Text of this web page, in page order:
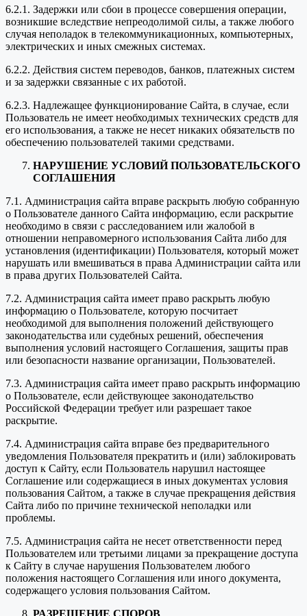
6.2.1. Задержки или сбои в процессе совершения операции,
возникшие вследствие непреодолимой силы, а также любого
случая неполадок в телекоммуникационных, компьютерных,
электрических и иных смежных системах.
6.2.2. Действия систем переводов, банков, платежных систем
и за задержки связанные с их работой.
6.2.3. Надлежащее функционирование Сайта, в случае, если
Пользователь не имеет необходимых технических средств для
его использования, а также не несет никаких обязательств по
обеспечению пользователей такими средствами.
НАРУШЕНИЕ УСЛОВИЙ ПОЛЬЗОВАТЕЛЬСКОГО
СОГЛАШЕНИЯ
7.1. Администрация сайта вправе раскрыть любую собранную
о Пользователе данного Сайта информацию, если раскрытие
необходимо в связи с расследованием или жалобой в
отношении неправомерного использования Сайта либо для
установления (идентификации) Пользователя, который может
нарушать или вмешиваться в права Администрации сайта или
в права других Пользователей Сайта.
7.2. Администрация сайта имеет право раскрыть любую
информацию о Пользователе, которую посчитает
необходимой для выполнения положений действующего
законодательства или судебных решений, обеспечения
выполнения условий настоящего Соглашения, защиты прав
или безопасности название организации, Пользователей.
7.3. Администрация сайта имеет право раскрыть информацию
о Пользователе, если действующее законодательство
Российской Федерации требует или разрешает такое
раскрытие.
7.4. Администрация сайта вправе без предварительного
уведомления Пользователя прекратить и (или) заблокировать
доступ к Сайту, если Пользователь нарушил настоящее
Соглашение или содержащиеся в иных документах условия
пользования Сайтом, а также в случае прекращения действия
Сайта либо по причине технической неполадки или
проблемы.
7.5. Администрация сайта не несет ответственности перед
Пользователем или третьими лицами за прекращение доступа
к Сайту в случае нарушения Пользователем любого
положения настоящего Соглашения или иного документа,
содержащего условия пользования Сайтом.
РАЗРЕШЕНИЕ СПОРОВ